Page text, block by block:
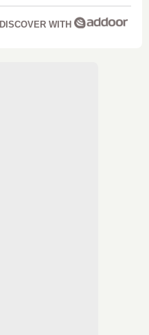
DISCOVER WITH